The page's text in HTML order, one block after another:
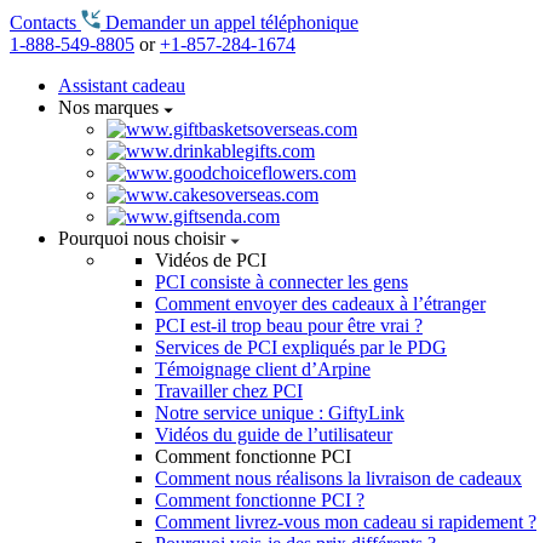
Contacts
Demander un appel téléphonique
1-888-549-8805 or+1-857-284-1674
Assistant cadeau
Nos marques
Pourquoi nous choisir
Vidéos de PCI
PCI consiste à connecter les gens
Comment envoyer des cadeaux à l’étranger
PCI est-il trop beau pour être vrai ?
Services de PCI expliqués par le PDG
Témoignage client d’Arpine
Travailler chez PCI
Notre service unique : GiftyLink
Vidéos du guide de l’utilisateur
Comment fonctionne PCI
Comment nous réalisons la livraison de cadeaux
Comment fonctionne PCI ?
Comment livrez-vous mon cadeau si rapidement ?